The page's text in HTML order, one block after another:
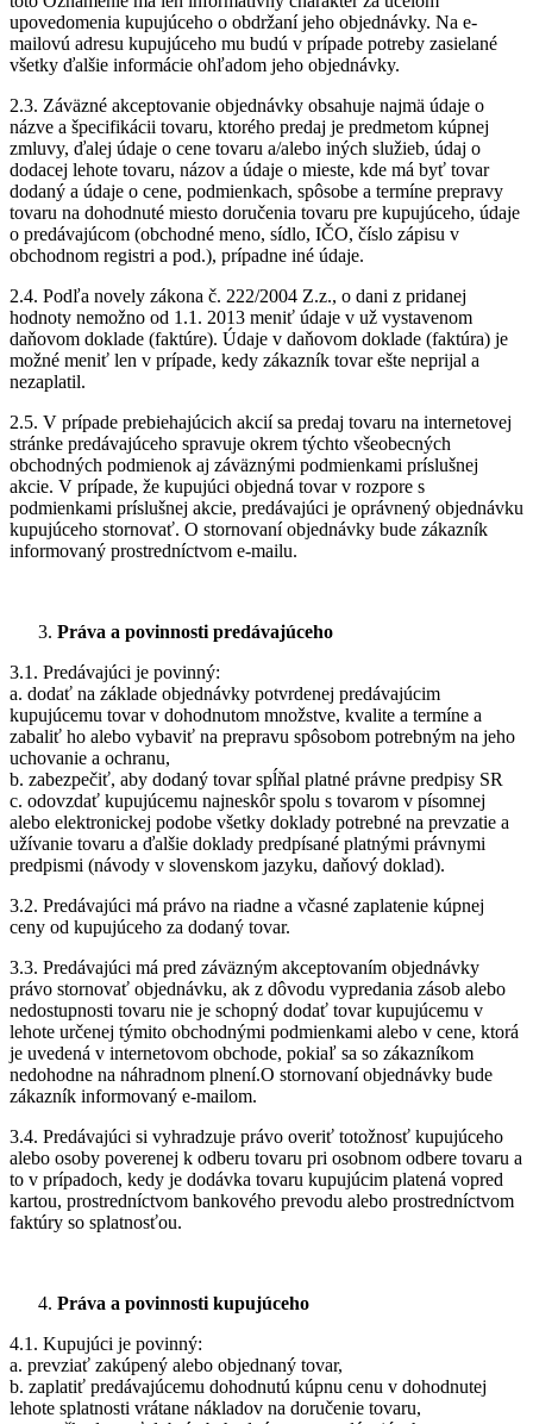
upovedomenia kupujúceho o obdržaní jeho objednávky. Na e-
mailovú adresu kupujúceho mu budú v prípade potreby zasielané
všetky ďalšie informácie ohľadom jeho objednávky.
2.3. Záväzné akceptovanie objednávky obsahuje najmä údaje o
názve a špecifikácii tovaru, ktorého predaj je predmetom kúpnej
zmluvy, ďalej údaje o cene tovaru a/alebo iných služieb, údaj o
dodacej lehote tovaru, názov a údaje o mieste, kde má byť tovar
dodaný a údaje o cene, podmienkach, spôsobe a termíne prepravy
tovaru na dohodnuté miesto doručenia tovaru pre kupujúceho, údaje
o predávajúcom (obchodné meno, sídlo, IČO, číslo zápisu v
obchodnom registri a pod.), prípadne iné údaje.
2.4. Podľa novely zákona č. 222/2004 Z.z., o dani z pridanej
hodnoty nemožno od 1.1. 2013 meniť údaje v už vystavenom
daňovom doklade (faktúre). Údaje v daňovom doklade (faktúra) je
možné meniť len v prípade, kedy zákazník tovar ešte neprijal a
nezaplatil.
2.5. V prípade prebiehajúcich akcií sa predaj tovaru na internetovej
stránke predávajúceho spravuje okrem týchto všeobecných
obchodných podmienok aj záväznými podmienkami príslušnej
akcie. V prípade, že kupujúci objedná tovar v rozpore s
podmienkami príslušnej akcie, predávajúci je oprávnený objednávku
kupujúceho stornovať. O stornovaní objednávky bude zákazník
informovaný prostredníctvom e-mailu.
Práva a povinnosti predávajúceho
3.1. Predávajúci je povinný:
a. dodať na základe objednávky potvrdenej predávajúcim
kupujúcemu tovar v dohodnutom množstve, kvalite a termíne a
zabaliť ho alebo vybaviť na prepravu spôsobom potrebným na jeho
uchovanie a ochranu,
b. zabezpečiť, aby dodaný tovar spĺňal platné právne predpisy SR
c. odovzdať kupujúcemu najneskôr spolu s tovarom v písomnej
alebo elektronickej podobe všetky doklady potrebné na prevzatie a
užívanie tovaru a ďalšie doklady predpísané platnými právnymi
predpismi (návody v slovenskom jazyku, daňový doklad).
3.2. Predávajúci má právo na riadne a včasné zaplatenie kúpnej
ceny od kupujúceho za dodaný tovar.
3.3. Predávajúci má pred záväzným akceptovaním objednávky
právo stornovať objednávku, ak z dôvodu vypredania zásob alebo
nedostupnosti tovaru nie je schopný dodať tovar kupujúcemu v
lehote určenej týmito obchodnými podmienkami alebo v cene, ktorá
je uvedená v internetovom obchode, pokiaľ sa so zákazníkom
nedohodne na náhradnom plnení.O stornovaní objednávky bude
zákazník informovaný e-mailom.
3.4. Predávajúci si vyhradzuje právo overiť totožnosť kupujúceho
alebo osoby poverenej k odberu tovaru pri osobnom odbere tovaru a
to v prípadoch, kedy je dodávka tovaru kupujúcim platená vopred
kartou, prostredníctvom bankového prevodu alebo prostredníctvom
faktúry so splatnosťou.
Práva a povinnosti kupujúceho
4.1. Kupujúci je povinný:
a. prevziať zakúpený alebo objednaný tovar,
b. zaplatiť predávajúcemu dohodnutú kúpnu cenu v dohodnutej
lehote splatnosti vrátane nákladov na doručenie tovaru,